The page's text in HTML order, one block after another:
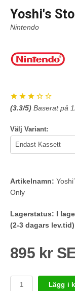
Yoshi's
Nintendo
(3.3/5) Baserat på
Välj Variant:
Artikelnamn:
Only
Lagerstatus: I
(2-3 dagars lev.tid)
895 kr
Lägg i